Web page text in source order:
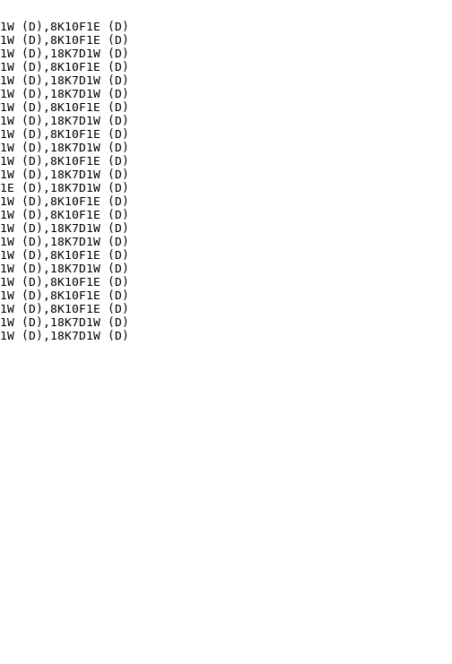
(D),8K10F1E (D)
(D),8K10F1E (D)
(D),18K7D1W (D)
(D),8K10F1E (D)
(D),18K7D1W (D)
(D),18K7D1W (D)
(D),8K10F1E (D)
(D),18K7D1W (D)
(D),8K10F1E (D)
(D),18K7D1W (D)
(D),8K10F1E (D)
(D),18K7D1W (D)
(D),18K7D1W (D)
(D),8K10F1E (D)
(D),8K10F1E (D)
(D),18K7D1W (D)
(D),18K7D1W (D)
(D),8K10F1E (D)
(D),18K7D1W (D)
(D),8K10F1E (D)
(D),8K10F1E (D)
(D),8K10F1E (D)
(D),18K7D1W (D)
(D),18K7D1W (D)